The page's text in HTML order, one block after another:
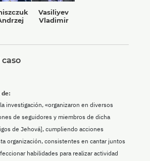
Vasiliyev
Vladimir
de:
investigación, «organizaron en diversos
de seguidores y miembros de dicha
de Jehová], cumpliendo acciones
organización, consistentes en cantar juntos
habilidades para realizar actividad